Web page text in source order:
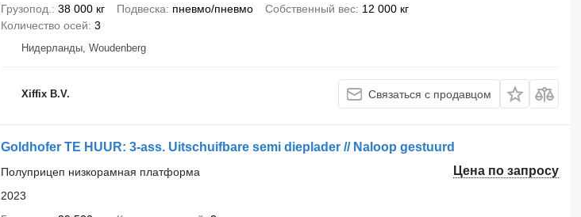
Грузопод. 38 000 кг Подвеска пневмо/пневмо Собственный вес 12 000 кг
Количество осей 3
Нидерланды, Woudenberg
Xiffix B.V. Связаться с продавцом
Goldhofer TE HUUR: 3-ass. Uitschuifbare semi dieplader // Naloop gestuurd
Цена по запросу
Полуприцеп низкорамная платформа
2023